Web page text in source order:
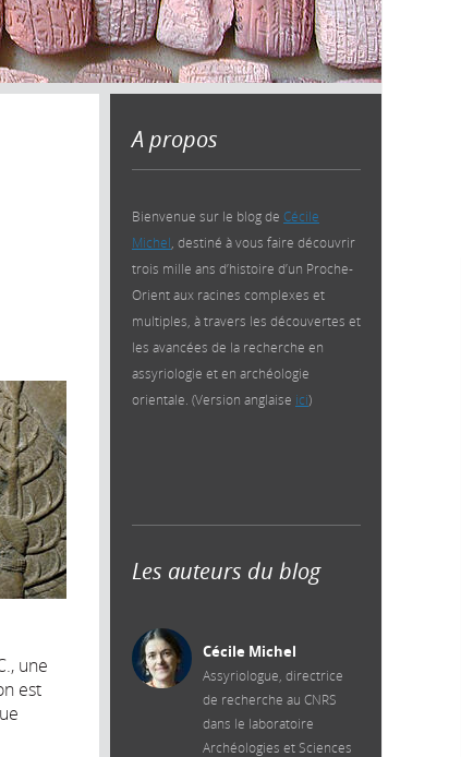
A propos
Bienvenue sur le blog de Cécile
Michel , destiné à vous faire découvrir
trois mille ans d’histoire d’un Proche-
Orient aux racines complexes et
multiples, à travers les découvertes et
les avancées de la recherche en
assyriologie et en archéologie
orientale. (Version anglaise ici)
Les auteurs du blog
Cécile Michel
Assyriologue, directrice
de recherche au CNRS
dans le laboratoire
Archéologies et Sciences
une
est